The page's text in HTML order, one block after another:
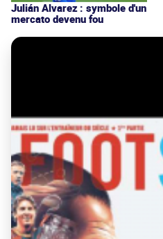
Julián Alvarez : symbole d'un
mercato devenu fou